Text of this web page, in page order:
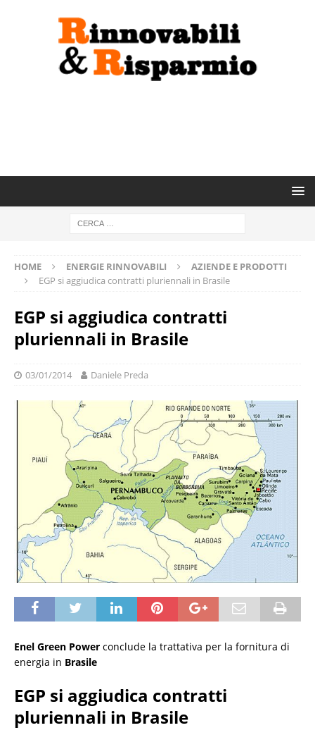
HOME ENERGIE RINNOVABILI
AZIENDE E PRODOTTI
EGP si aggiudica contratti pluriennali in Brasile
EGP si aggiudica contratti
pluriennali in Brasile
03/01/2014 Daniele Preda
Enel Green Power conclude la trattativa per la fornitura di
energia in Brasile
EGP si aggiudica contratti
pluriennali in Brasile